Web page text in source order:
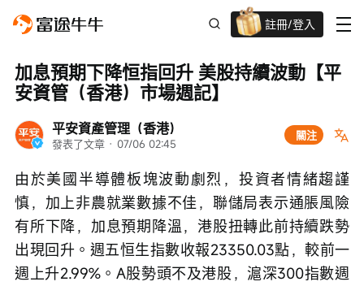
註冊/登入
高達過千蚊獎賞
平安資產管理（香港）
發表了文章 · 07/06 02:45
關注
加息預期下降恒指回升 美股持續波動【平
安資管（香港）市場週記】
由於美國半導體板塊波動劇烈，投資者情緒趨謹
慎，加上非農就業數據不佳，聯儲局表示通脹風險
有所下降，加息預期降溫，港股扭轉此前持續跌勢
出現回升。週五恒生指數收報23350.03點，較前一
週上升2.99%。A股勢頭不及港股，滬深300指數週